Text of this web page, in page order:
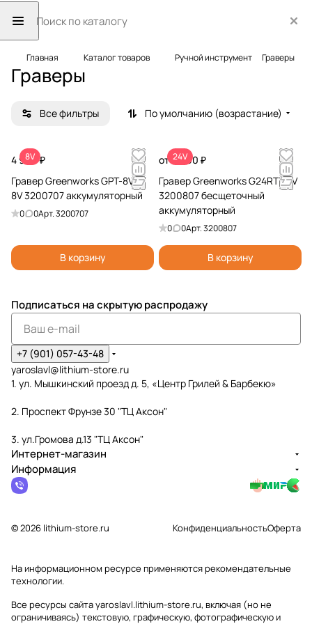
Главная Каталог товаров Ручной инструмент Граверы
Граверы
Все фильтры По умолчанию (возрастание)
8V
4 990 ₽
Гравер Greenworks GPT-8VRT
8V 3200707 аккумуляторный
0 0Арт.3200707
В корзину
24V
от 6 990 ₽
Гравер Greenworks G24RT 24V
3200807 бесщеточный
аккумуляторный
0 0Арт.3200807
В корзину
Подписаться на скрытую распродажу
+7 (901) 057-43-48
yaroslavl@lithium-store.ru
1. ул. Мышкинский проезд д. 5, «Центр Грилей & Барбекю»
2. Проспект Фрунзе 30 "ТЦ Аксон"
3. ул.Громова д.13 "ТЦ Аксон"
Интернет-магазин
Информация
© 2026 lithium-store.ru КонфиденциальностьОферта
На информационном ресурсе применяютсярекомендательные
технологии.
Все ресурсы сайта yaroslavl.lithium-store.ru, включая (но не
ограничиваясь) текстовую, графическую, фотографическую и